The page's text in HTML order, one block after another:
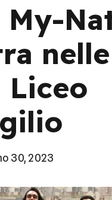
My-
Liceo
30, 2023